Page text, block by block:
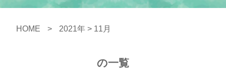
HOME > 2021年 > 11月
の一覧